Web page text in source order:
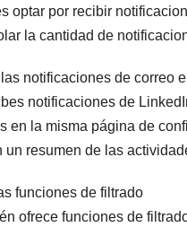
optar por recibir
la cantidad de
notificaciones de correo
notificaciones de
en la misma página de
un resumen de las
funciones de filtrado
ofrece funciones de